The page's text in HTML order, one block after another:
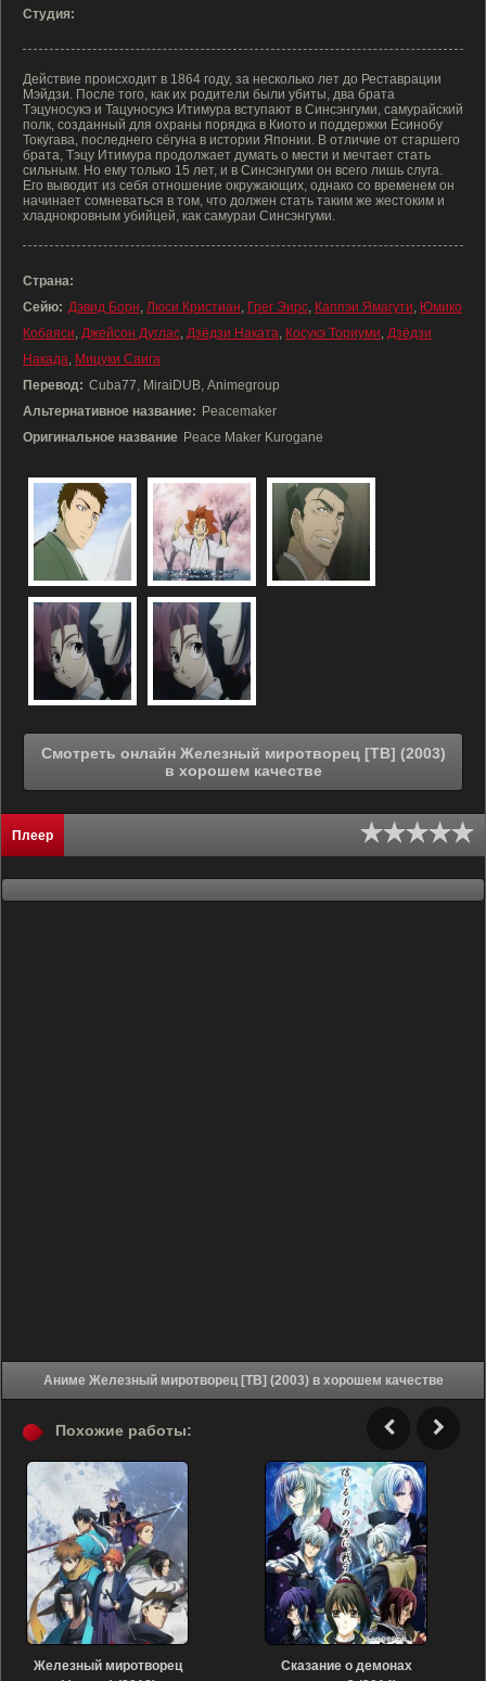
Студия:
Действие происходит в 1864 году, за несколько лет до Реставрации
Мэйдзи. После того, как их родители были убиты, два брата
Тэцуносукэ и Тацуносукэ Итимура вступают в Синсэнгуми, самурайский
полк, созданный для охраны порядка в Киото и поддержки Ёсинобу
Токугава, последнего сёгуна в истории Японии. В отличие от старшего
брата, Тэцу Итимура продолжает думать о мести и мечтает стать
сильным. Но ему только 15 лет, и в Синсэнгуми он всего лишь слуга.
Его выводит из себя отношение окружающих, однако со временем он
начинает сомневаться в том, что должен стать таким же жестоким и
хладнокровным убийцей, как самураи Синсэнгуми.
Страна:
Сейю: Дэвид Борн, Люси Кристиан, Грег Эирс, Каппэи Ямагути, Юмико
Кобаяси, Джейсон Дуглас, Дзёдзи Наката, Косукэ Ториуми, Дзёдзи
Накада, Мицуки Саига
Перевод: Cuba77, MiraiDUB, Animegroup
Альтернативное название: Peacemaker
Оригинальное название Peace Maker Kurogane
Смотреть онлайн Железный миротворец [ТВ] (2003)
в хорошем качестве
Плеер
Аниме Железный миротворец [ТВ] (2003) в хорошем качестве
Похожие работы:
Железный миротворец
Сказание о демонах